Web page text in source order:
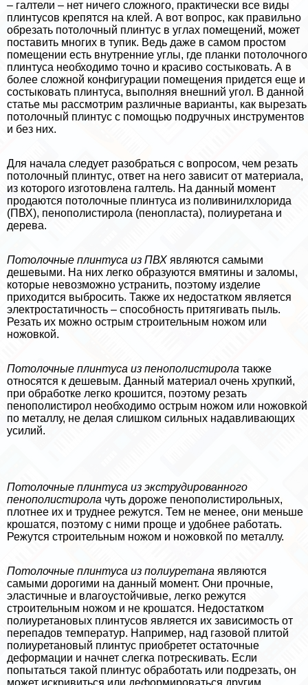
– галтели – нет ничего сложного, пpaктически все виды
плинтусов крепятся на клей. А вот вопрос, как правильно
обрезать потолочный плинтус в углах помещений, может
поставить многих в тупик. Ведь даже в самом простом
помещении есть внутренние углы, где планки потолочного
плинтуса необходимо точно и красиво состыковать. А в
более сложной конфигурации помещения придется еще и
состыковать плинтуса, выполняя внешний угол. В данной
статье мы рассмотрим различные варианты, как вырезать
потолочный плинтус с помощью подручных инструментов
и без них.
Для начала следует разобраться с вопросом, чем резать
потолочный плинтус, ответ на него зависит от материала,
из которого изготовлена галтель. На данный момент
продаются потолочные плинтуса из поливинилхлорида
(ПВХ), пенополистирола (пенопласта), полиуретана и
дерева.
Потолочные плинтуса из ПВХ являются самыми
дешевыми. На них легко образуются вмятины и заломы,
которые невозможно устранить, поэтому изделие
приходится выбросить. Также их недостатком является
электростатичность – способность притягивать пыль.
Резать их можно острым строительным ножом или
ножовкой.
Потолочные плинтуса из пенополистирола также
относятся к дешевым. Данный материал очень хрупкий,
при обработке легко крошится, поэтому резать
пенополистирол необходимо острым ножом или ножовкой
по металлу, не делая слишком сильных надавливающих
усилий.
Потолочные плинтуса из экструдированного
пенополистирола чуть дороже пенополистирольных,
плотнее их и труднее режутся. Тем не менее, они меньше
крошатся, поэтому с ними проще и удобнее работать.
Режутся строительным ножом и ножовкой по металлу.
Потолочные плинтуса из полиуретана являются
самыми дорогими на данный момент. Они прочные,
эластичные и влагоустойчивые, легко режутся
строительным ножом и не крошатся. Недостатком
полиуретановых плинтусов является их зависимость от
перепадов температур. Например, над газовой плитой
полиуретановый плинтус приобретет остаточные
деформации и начнет слегка потрескивать. Если
попытаться такой плинтус обработать или подрезать, он